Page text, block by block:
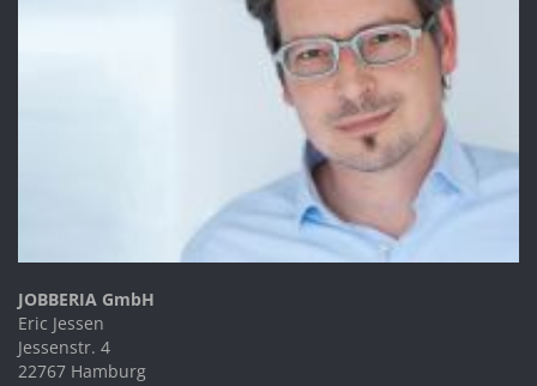
JOBBERIA GmbH
Eric Jessen
Jessenstr. 4
22767 Hamburg